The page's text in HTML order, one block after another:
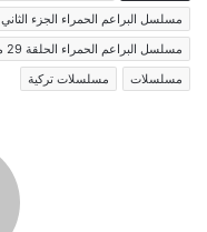
مسلسل البراعم الحمراء الجزء الثاني
مسلسل البراعم الحمراء الحلقة 29 مترجمة
مسلسلات
مسلسلات تركية